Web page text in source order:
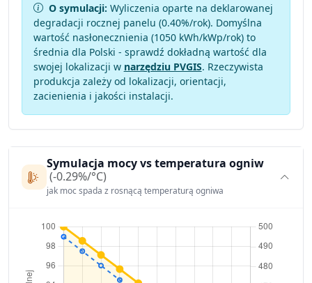
O symulacji: Wyliczenia oparte na deklarowanej
degradacji rocznej panelu (0.40%/rok). Domyślna
wartość nasłonecznienia (1050 kWh/kWp/rok) to
średnia dla Polski - sprawdź dokładną wartość dla
swojej lokalizacji w narzędziu PVGIS. Rzeczywista
produkcja zależy od lokalizacji, orientacji,
zacienienia i jakości instalacji.
Symulacja mocy vs temperatura ogniw
(-0.29%/°C)
jak moc spada z rosnącą temperaturą ogniwa